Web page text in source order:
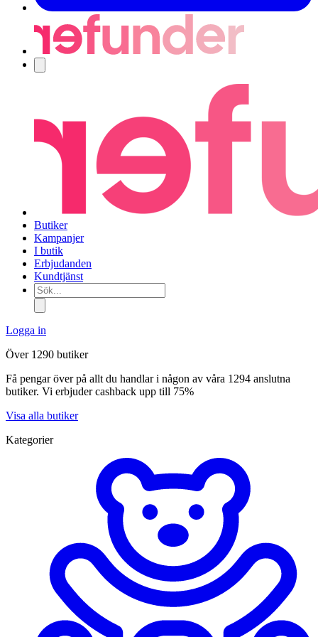
Butiker
Kampanjer
I butik
Erbjudanden
Kundtjänst
Sök...
Logga in
Över 1290 butiker
Få pengar över på allt du handlar i någon av våra 1294 anslutna
butiker. Vi erbjuder cashback upp till 75%
Visa alla butiker
Kategorier